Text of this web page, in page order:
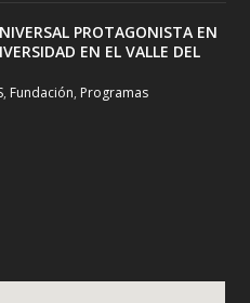
PROTAGONISTA EN
EN EL VALLE DEL
, Fundación, Programas